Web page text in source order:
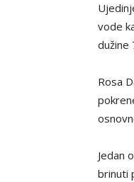
vode
dužine
Rosa
Jedan
brinuti